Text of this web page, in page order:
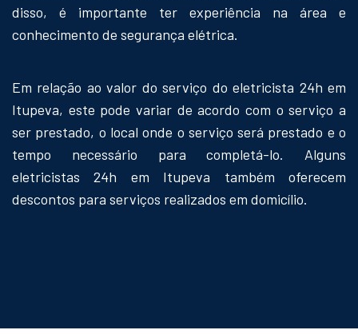
disso, é importante ter experiência na área e
conhecimento de segurança elétrica.
Em relação ao valor do serviço do eletricista 24h em
Itupeva, este pode variar de acordo com o serviço a
ser prestado, o local onde o serviço será prestado e o
tempo necessário para completá-lo. Alguns
eletricistas 24h em Itupeva também oferecem
descontos para serviços realizados em domicílio.